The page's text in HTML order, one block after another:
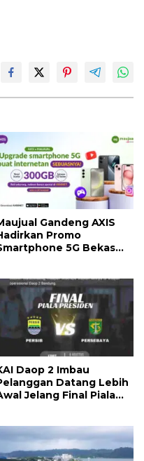
Gandeng AXIS
Promo
5G Bekas
Daop 2 Imbau
Datang Lebih
Jelang Final Piala